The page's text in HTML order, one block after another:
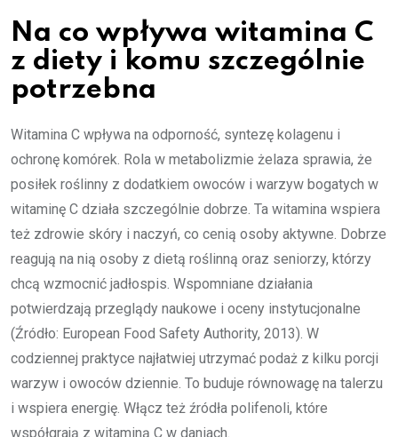
Na co wpływa witamina C
z diety i komu szczególnie
potrzebna
Witamina C wpływa na odporność, syntezę kolagenu i
ochronę komórek. Rola w metabolizmie żelaza sprawia, że
posiłek roślinny z dodatkiem owoców i warzyw bogatych w
witaminę C działa szczególnie dobrze. Ta witamina wspiera
też zdrowie skóry i naczyń, co cenią osoby aktywne. Dobrze
reagują na nią osoby z dietą roślinną oraz seniorzy, którzy
chcą wzmocnić jadłospis. Wspomniane działania
potwierdzają przeglądy naukowe i oceny instytucjonalne
(Źródło: European Food Safety Authority, 2013). W
codziennej praktyce najłatwiej utrzymać podaż z kilku porcji
warzyw i owoców dziennie. To buduje równowagę na talerzu
i wspiera energię. Włącz też źródła polifenoli, które
współgrają z witaminą C w daniach.